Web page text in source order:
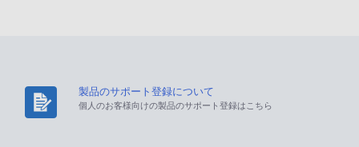
製品のサポート登録について
個人のお客様向けの製品のサポート登録はこちら